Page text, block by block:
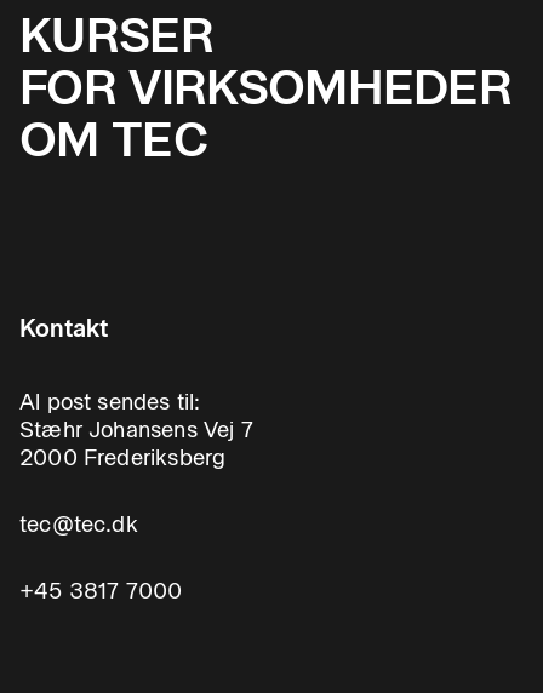
KURSER
FOR VIRKSOMHEDER
OM TEC
Kontakt
Al post sendes til:
Stæhr Johansens Vej 7
2000 Frederiksberg
tec@tec.dk
+45 3817 7000